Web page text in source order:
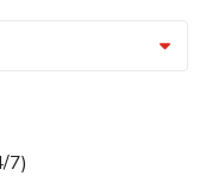
lớn tới 170W giúp
linh hoạt giúp
7)